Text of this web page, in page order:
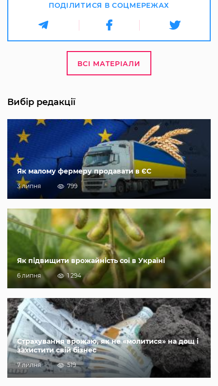
ПОДІЛИТИСЯ В СОЦМЕРЕЖАХ
ВСІ МАТЕРІАЛИ
Вибір редакції
Як малому фермеру продавати в ЄС
3 липня 799
Як підвищити врожайність сої в Україні
6 липня 1 294
Страхування врожаю, як не «молитися» на дощ і
захистити свій бізнес
7 липня 519